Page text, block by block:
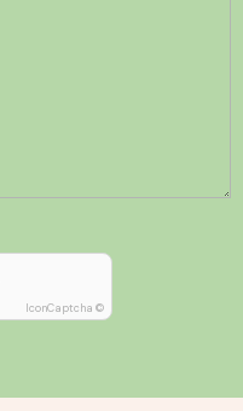
IconCaptcha ©